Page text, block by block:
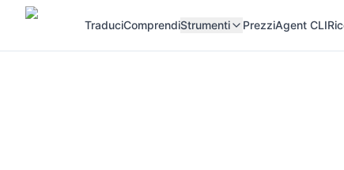
TraduciComprendiStrumenti PrezziAgent CLI